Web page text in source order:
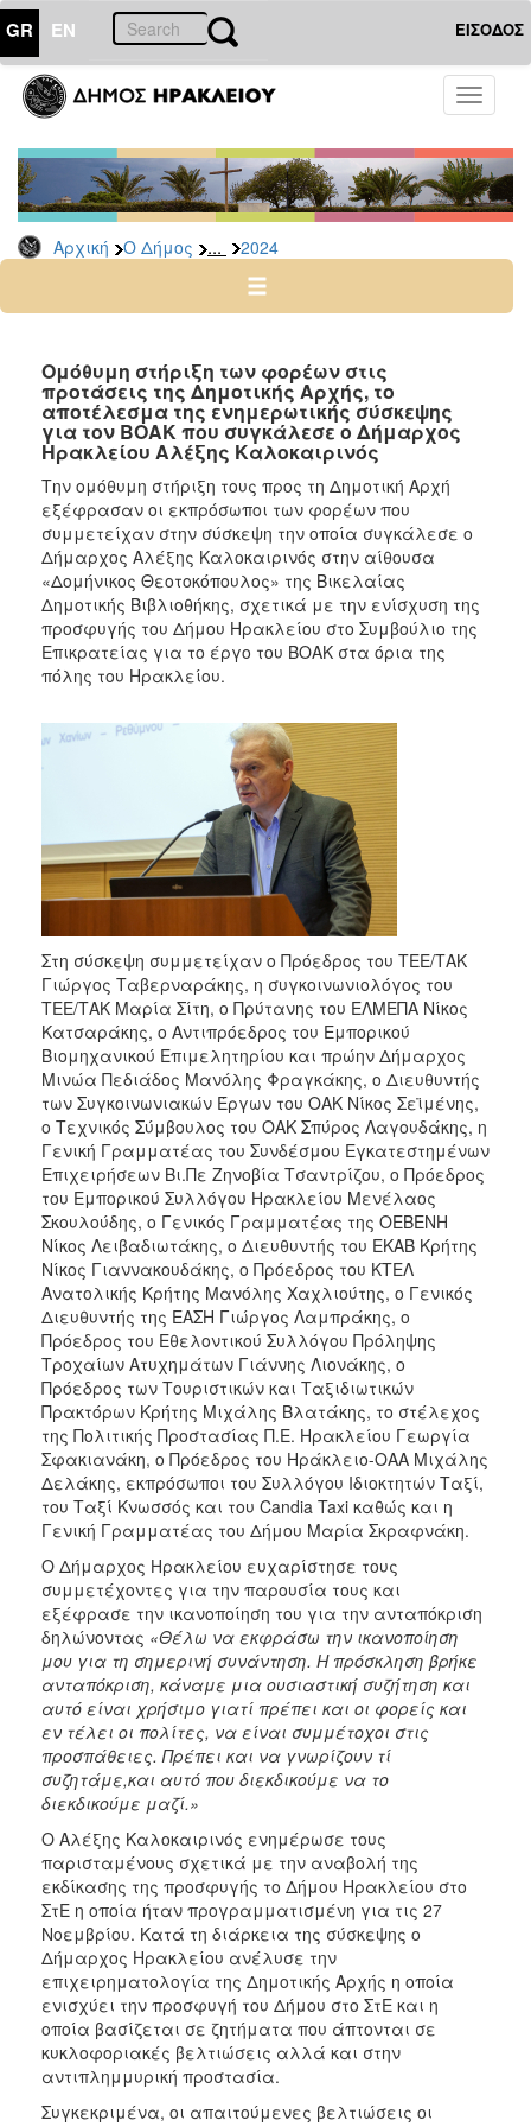
GR EN ΕΙΣΟΔΟΣ
Toggle
Αρχική Ο Δήμος ... 2024
ΔΗΜΟΣ
Δελτία
Τύπου
Αρχείο
2026
2024
2022
2021
2020
2019
2018
2017
2016
2015
2013
ΤΟΠΟΣ
ΠΟΛΙΤΙΣΜΟΣ
ΑΝΘΕΚΤΙΚΗ
ΠΟΛΗ
Ομόθυμη στήριξη των φορέων στις
προτάσεις της Δημοτικής Αρχής, το
αποτέλεσμα της ενημερωτικής σύσκεψης
για τον ΒΟΑΚ που συγκάλεσε ο Δήμαρχος
Ηρακλείου Αλέξης Καλοκαιρινός
Την ομόθυμη στήριξη τους προς τη Δημοτική Αρχή
εξέφρασαν οι εκπρόσωποι των φορέων που
συμμετείχαν στην σύσκεψη την οποία συγκάλεσε ο
Δήμαρχος Αλέξης Καλοκαιρινός στην αίθουσα
«Δομήνικος Θεοτοκόπουλος» της Βικελαίας
Δημοτικής Βιβλιοθήκης, σχετικά με την ενίσχυση της
προσφυγής του Δήμου Ηρακλείου στο Συμβούλιο της
Επικρατείας για το έργο του ΒΟΑΚ στα όρια της
πόλης του Ηρακλείου.
Στη σύσκεψη συμμετείχαν ο Πρόεδρος του ΤΕΕ/ΤΑΚ
Γιώργος Ταβερναράκης, η συγκοινωνιολόγος του
ΤΕΕ/ΤΑΚ Μαρία Σίτη, ο Πρύτανης του ΕΛΜΕΠΑ Νίκος
Κατσαράκης, ο Αντιπρόεδρος του Εμπορικού
Βιομηχανικού Επιμελητηρίου και πρώην Δήμαρχος
Μινώα Πεδιάδος Μανόλης Φραγκάκης, ο Διευθυντής
των Συγκοινωνιακών Έργων του ΟΑΚ Νίκος Σεϊμένης,
ο Τεχνικός Σύμβουλος του ΟΑΚ Σπύρος Λαγουδάκης, η
Γενική Γραμματέας του Συνδέσμου Εγκατεστημένων
Επιχειρήσεων Βι.Πε Ζηνοβία Τσαντρίζου, ο Πρόεδρος
του Εμπορικού Συλλόγου Ηρακλείου Μενέλαος
Σκουλούδης, ο Γενικός Γραμματέας της ΟΕΒΕΝΗ
Νίκος Λειβαδιωτάκης, ο Διευθυντής του ΕΚΑΒ Κρήτης
Νίκος Γιαννακουδάκης, ο Πρόεδρος του ΚΤΕΛ
Ανατολικής Κρήτης Μανόλης Χαχλιούτης, ο Γενικός
Διευθυντής της ΕΑΣΗ Γιώργος Λαμπράκης, ο
Πρόεδρος του Εθελοντικού Συλλόγου Πρόληψης
Τροχαίων Ατυχημάτων Γιάννης Λιονάκης, ο
Πρόεδρος των Τουριστικών και Ταξιδιωτικών
Πρακτόρων Κρήτης Μιχάλης Βλατάκης, το στέλεχος
της Πολιτικής Προστασίας Π.Ε. Ηρακλείου Γεωργία
Σφακιανάκη, ο Πρόεδρος του Ηράκλειο-ΟΑΑ Μιχάλης
Δελάκης, εκπρόσωποι του Συλλόγου Ιδιοκτητών Ταξί,
του Ταξί Κνωσσός και του Candia Taxi καθώς και η
Γενική Γραμματέας του Δήμου Μαρία Σκραφνάκη.
Ο Δήμαρχος Ηρακλείου ευχαρίστησε τους
συμμετέχοντες για την παρουσία τους και
εξέφρασε την ικανοποίηση του για την ανταπόκριση
δηλώνοντας «Θέλω να εκφράσω την ικανοποίηση
μου για τη σημερινή συνάντηση. Η πρόσκληση βρήκε
ανταπόκριση, κάναμε μια ουσιαστική συζήτηση και
αυτό είναι χρήσιμο γιατί πρέπει και οι φορείς και
εν τέλει οι πολίτες, να είναι συμμέτοχοι στις
προσπάθειες. Πρέπει και να γνωρίζουν τί
συζητάμε,και αυτό που διεκδικούμε να το
διεκδικούμε μαζί.»
Ο Αλέξης Καλοκαιρινός ενημέρωσε τους
παρισταμένους σχετικά με την αναβολή της
εκδίκασης της προσφυγής το Δήμου Ηρακλείου στο
ΣτΕ η οποία ήταν προγραμματισμένη για τις 27
Νοεμβρίου. Κατά τη διάρκεια της σύσκεψης ο
Δήμαρχος Ηρακλείου ανέλυσε την
επιχειρηματολογία της Δημοτικής Αρχής η οποία
ενισχύει την προσφυγή του Δήμου στο ΣτΕ και η
οποία βασίζεται σε ζητήματα που άπτονται σε
κυκλοφοριακές βελτιώσεις αλλά και στην
αντιπλημμυρική προστασία.
Συγκεκριμένα, οι απαιτούμενες βελτιώσεις οι